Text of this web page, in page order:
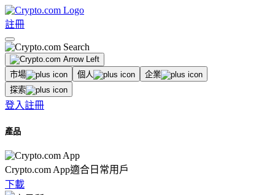
註冊
市場 個人
企業
探索
登入註冊
產品
Crypto.com App適合日常用戶
下載